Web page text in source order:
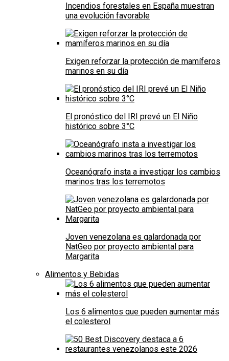
Incendios forestales en España muestran
una evolución favorable
Exigen reforzar la protección de mamíferos
marinos en su día
El pronóstico del IRI prevé un El Niño
histórico sobre 3°C
Oceanógrafo insta a investigar los cambios
marinos tras los terremotos
Joven venezolana es galardonada por
NatGeo por proyecto ambiental para
Margarita
Alimentos y Bebidas
Los 6 alimentos que pueden aumentar más
el colesterol